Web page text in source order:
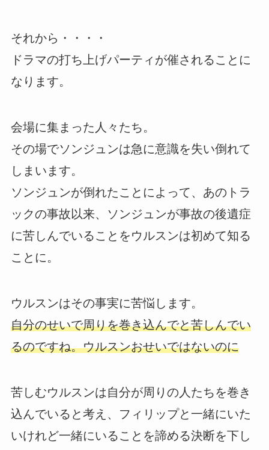
それから・・・・
ドラマの打ち上げパーティが催されることに
なります。
会場に集まった人々たち。
その場でソンジュンは急に意識を失い倒れて
しまいます。
ソンジュンが倒れたことによって、あのトラ
ックの事故以来、ソンジュンが事故の後遺症
に苦しんでいることをウルスンは初めて知る
ことに。
ウルスンはその事実に苦悩します。
自分のせいで周りを巻き込んでと苦しんでい
るのですね。ウルスンおせいではないのに
苦しむウルスンは自分が周りの人たちを巻き
込んでいると考え、フィリップと一緒にいた
いけれど一緒にいることを諦める決断を下し